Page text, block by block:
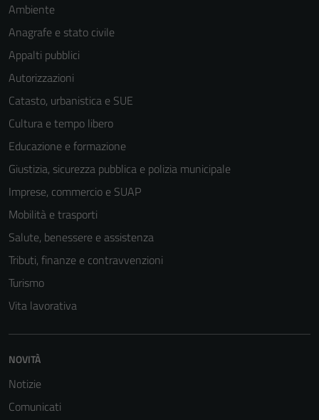
Ambiente
Anagrafe e stato civile
Appalti pubblici
Autorizzazioni
Catasto, urbanistica e SUE
Cultura e tempo libero
Educazione e formazione
Giustizia, sicurezza pubblica e polizia municipale
Imprese, commercio e SUAP
Mobilità e trasporti
Salute, benessere e assistenza
Tributi, finanze e contravvenzioni
Turismo
Vita lavorativa
NOVITÀ
Notizie
Comunicati
Questi cookie